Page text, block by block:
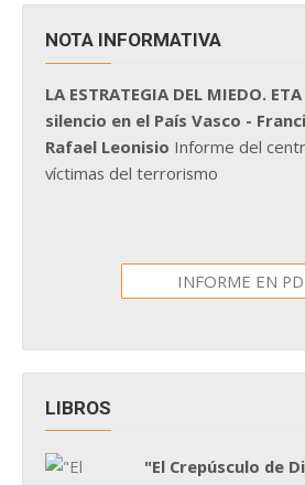
NOTA INFORMATIVA
LA ESTRATEGIA DEL MIEDO.
silencio en el País Vasco -
Rafael Leonisio Informe del
víctimas del terrorismo
INFORME EN
LIBROS
"El Crepúsculo de